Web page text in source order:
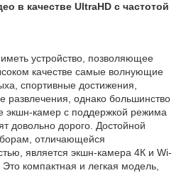
в качестве UltraHD с частотой
устройство, позволяющее
качестве самые волнующие
спортивные достижения,
развлечения, однако большинство
экшн-камер с поддержкой режима
довольно дорого. Достойной
отличающейся
является экшн-камера 4К и Wi-
компактная и легкая модель,